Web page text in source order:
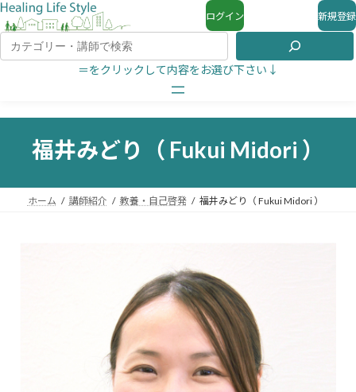
ログイン 新規登録
＝をクリックして内容をお選び下さい↓
福井みどり（ Fukui Midori ）
ホーム 講師紹介 教養・自己啓発 福井みどり（ Fukui Midori ）